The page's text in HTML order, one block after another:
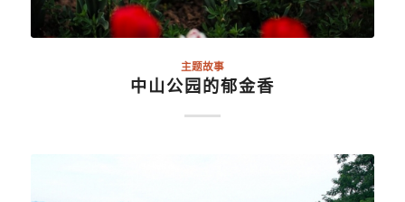
主题故事
中山公园的郁金香